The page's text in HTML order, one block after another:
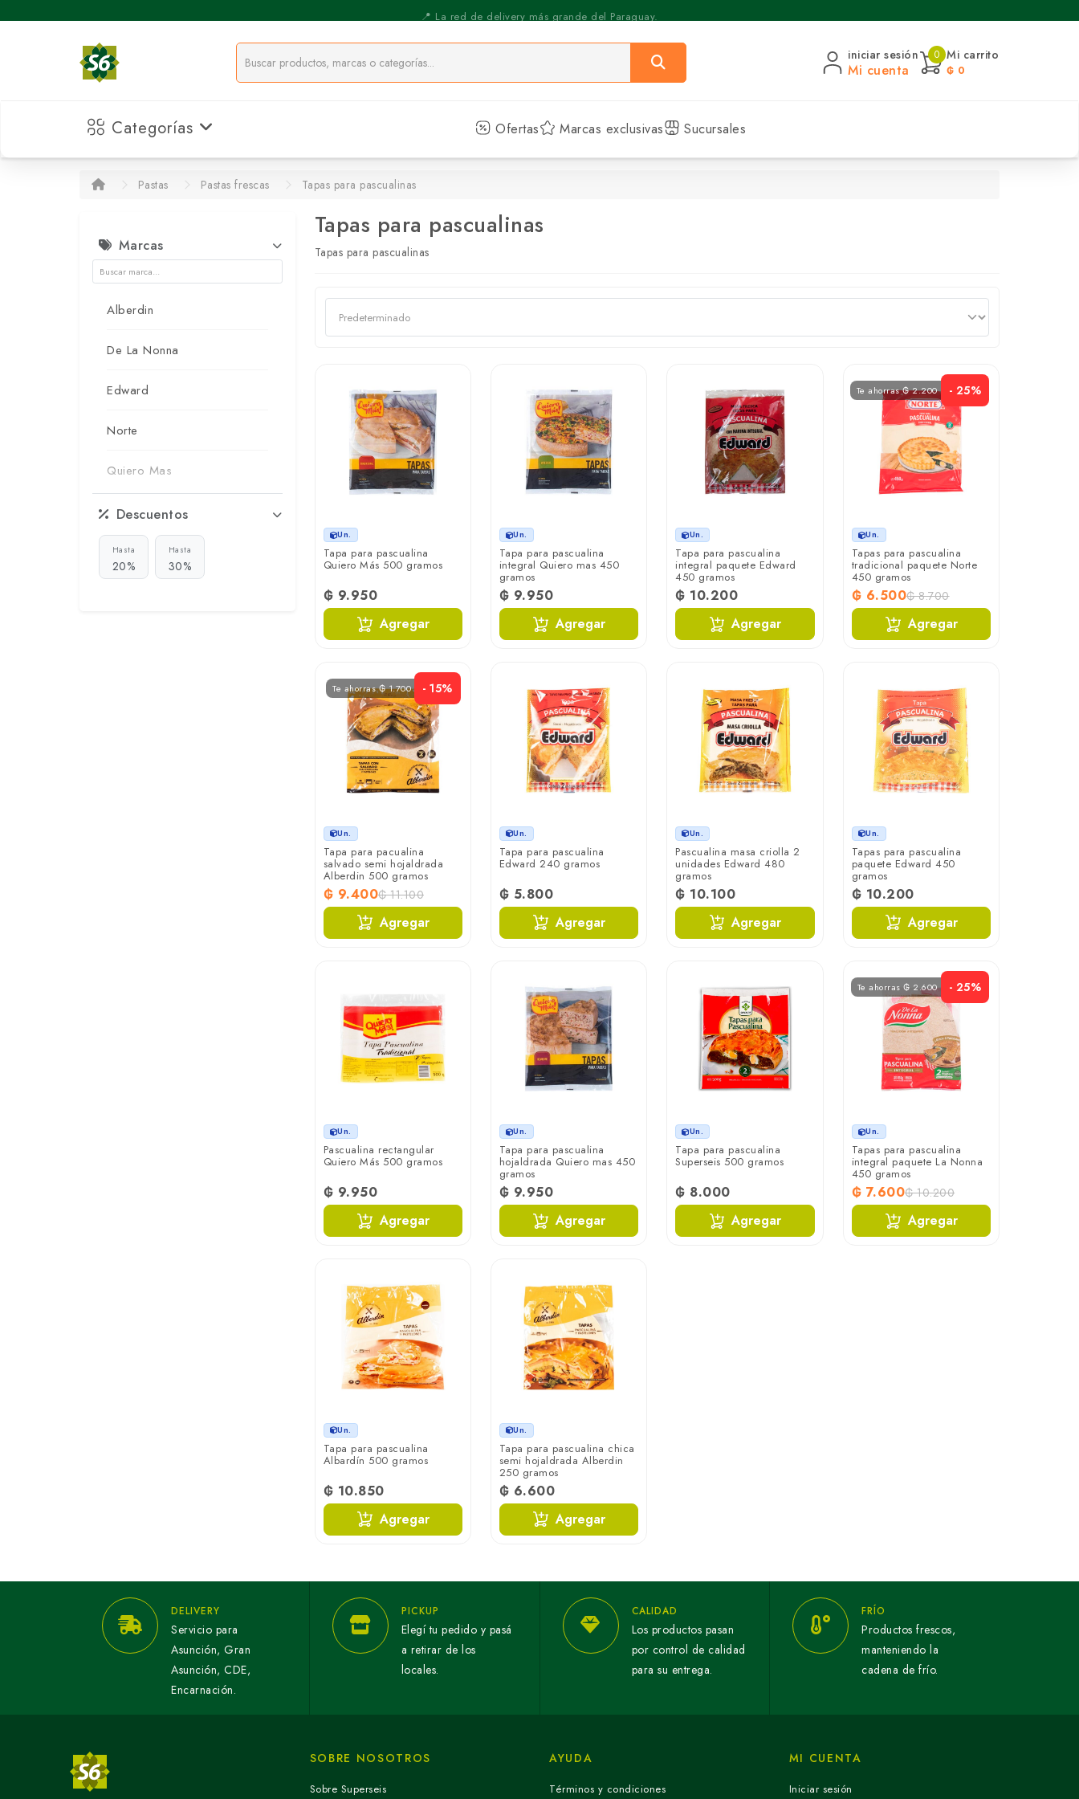
⚡️ Pickup Express - Retirás en 30 min.
iniciar sesión
Mi cuenta
0 Mi carrito
₲ 0
Categorías Ofertas Marcas exclusivas Sucursales
Pastas Pastas frescas Tapas para pascualinas
Marcas
Alberdin
De La Nonna
Edward
Norte
Quiero Mas
Superseis
Descuentos
Hasta
20%
Hasta
30%
Tapas para pascualinas
Tapas para pascualinas
Un.
Tapa para pascualina
Quiero Más 500 gramos
₲ 9.950
Agregar
Un.
Tapa para pascualina
integral Quiero mas 450
gramos
₲ 9.950
Agregar
Un.
Tapa para pascualina
integral paquete Edward
450 gramos
₲ 10.200
Agregar
Te ahorras ₲ 2.200 - 25%
Un.
Tapas para pascualina
tradicional paquete Norte
450 gramos
₲ 6.500₲ 8.700
Agregar
Te ahorras ₲ 1.700 - 15%
Un.
Tapa para pacualina
salvado semi hojaldrada
Alberdin 500 gramos
₲ 9.400₲ 11.100
Agregar
Un.
Tapa para pascualina
Edward 240 gramos
₲ 5.800
Agregar
Un.
Pascualina masa criolla 2
unidades Edward 480
gramos
₲ 10.100
Agregar
Un.
Tapas para pascualina
paquete Edward 450
gramos
₲ 10.200
Agregar
Un.
Pascualina rectangular
Quiero Más 500 gramos
₲ 9.950
Agregar
Un.
Tapa para pascualina
hojaldrada Quiero mas 450
gramos
₲ 9.950
Agregar
Un.
Tapa para pascualina
Superseis 500 gramos
₲ 8.000
Agregar
Te ahorras ₲ 2.600 - 25%
Un.
Tapas para pascualina
integral paquete La Nonna
450 gramos
₲ 7.600₲ 10.200
Agregar
Un.
Tapa para pascualina
Albardín 500 gramos
₲ 10.850
Agregar
Un.
Tapa para pascualina chica
semi hojaldrada Alberdin
250 gramos
₲ 6.600
Agregar
DELIVERY
Servicio para
Asunción, Gran
Asunción, CDE,
Encarnación.
PICKUP
Elegí tu pedido y pasá
a retirar de los
locales.
CALIDAD
Los productos pasan
por control de calidad
para su entrega.
FRÍO
Productos frescos,
manteniendo la
cadena de frío.
SOBRE NOSOTROS
Sobre Superseis
AYUDA
Términos y condiciones
MI CUENTA
Iniciar sesión